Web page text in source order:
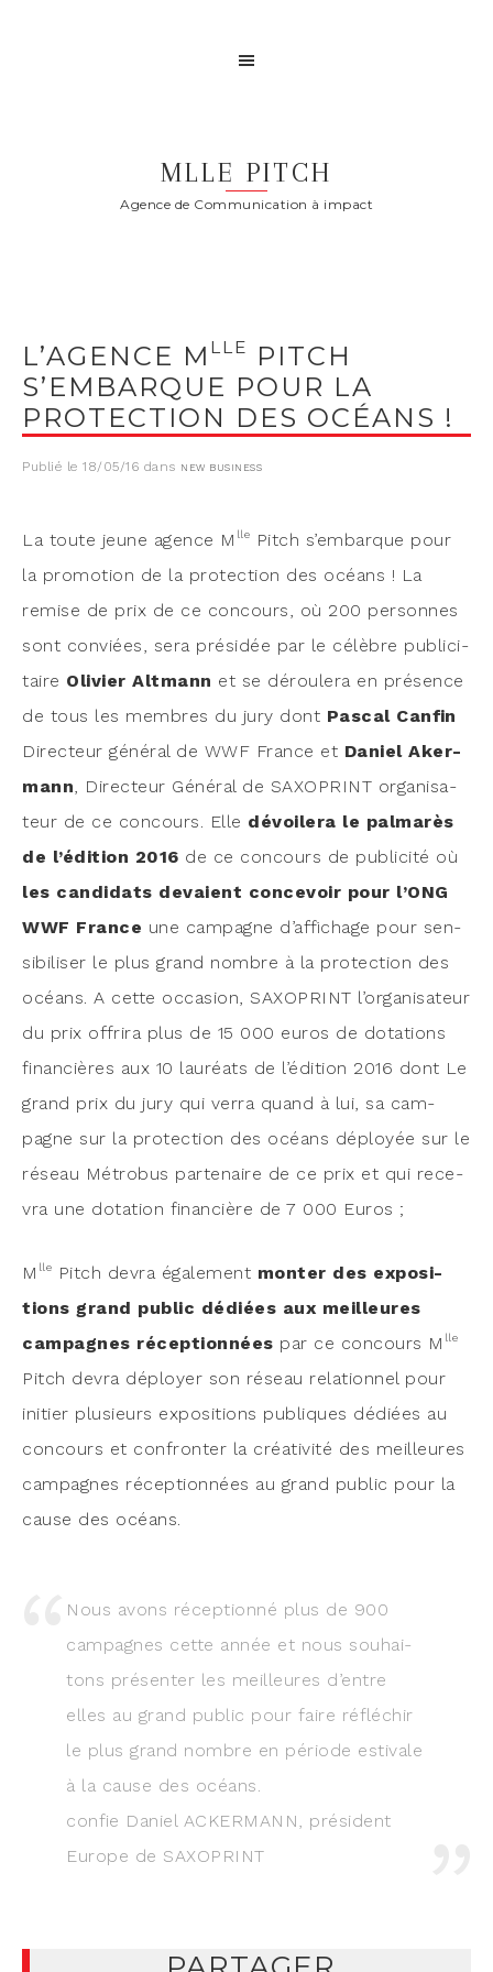
MLLE PITCH
Agence de Communication à impact
L’AGENCE M LLE
PITCH
S’EMBARQUE POUR LA
PROTECTION DES OCÉANS !
Publié le 18/05/16 dans NEW BUSINESS
La toute jeune agence M lle
Pitch s’embarque pour
la pro­mo­tion de la pro­tec­tion des océans ! La
remise de prix de ce concours, où 200 per­sonnes
sont conviées, sera pré­si­dée par le célèbre publi­ci­
taire Oli­vier Alt­mann et se dérou­le­ra en pré­sence
de tous les membres du jury dont Pas­cal Can­fin
Direc­teur géné­ral de WWF France et Daniel Aker­
mann, Direc­teur Géné­ral de SAXOPRINT orga­ni­sa­
teur de ce concours. Elle dévoi­le­ra le pal­ma­rès
de l’édition 2016 de ce concours de publi­ci­té où
les can­di­dats devaient conce­voir pour l’ONG
WWF France une cam­pagne d’affichage pour sen­
si­bi­li­ser le plus grand nombre à la pro­tec­tion des
océans. A cette occa­sion, SAXOPRINT l’organisateur
du prix offri­ra plus de 15 000 euros de dota­tions
finan­cières aux 10 lau­réats de l’édition 2016 dont Le
grand prix du jury qui ver­ra quand à lui, sa cam­
pagne sur la pro­tec­tion des océans déployée sur le
réseau Métro­bus par­te­naire de ce prix et qui rece­
vra une dota­tion finan­cière de 7 000 Euros ;
M lle Pitch devra éga­le­ment mon­ter des expo­si­
tions grand public dédiées aux meilleures
cam­pagnes récep­tion­nées par ce concours M lle
Pitch devra déployer son réseau rela­tion­nel pour
ini­tier plu­sieurs expo­si­tions publiques dédiées au
concours et confron­ter la créa­ti­vi­té des meilleures
cam­pagnes récep­tion­nées au grand public pour la
cause des océans.
Nous avons récep­tion­né plus de 900
cam­pagnes cette année et nous sou­hai­
tons pré­sen­ter les meilleures d’entre
elles au grand public pour faire réflé­chir
le plus grand nombre en période esti­vale
à la cause des océans.
confie Daniel ACKERMANN, pré­sident
Europe de SAXOPRINT